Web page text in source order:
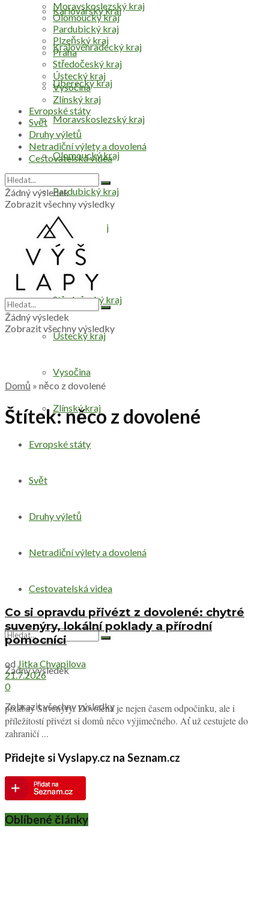
Karlovarský kraj
Královéhradecký kraj
Liberecký kraj
Moravskoslezský kraj
Olomoucký kraj
Pardubický kraj
Plzeňský kraj
Praha
Středočeský kraj
Ústecký kraj
Vysočina
Zlínský kraj
Evropské státy
Svět
Druhy výletů
Netradiční výlety a dovolená
Cestovatelská videa
Žádný výsledek
Zobrazit všechny výsledky
Moravskoslezský kraj
Olomoucký kraj
Pardubický kraj
Plzeňský kraj
Praha
Středočeský kraj
Ústecký kraj
Vysočina
Zlínský kraj
Evropské státy
Svět
Druhy výletů
Netradiční výlety a dovolená
Cestovatelská videa
Žádný výsledek
Zobrazit všechny výsledky
Žádný výsledek
Zobrazit všechny výsledky
Domů » něco z dovolené
Štítek:něco z dovolené
Co si opravdu přivézt z dovolené: chytré
suvenýry, lokální poklady a přírodní
pomocníci
od Jitka Chvapilova
21.7.2026
0
pixabay Suvenýry: Dovolená je nejen časem odpočinku, ale i
příležitostí přivézt si domů něco výjimečného. Ať už cestujete do
zahraničí ...
Přidejte si Vyslapy.cz na Seznam.cz
Oblíbené články